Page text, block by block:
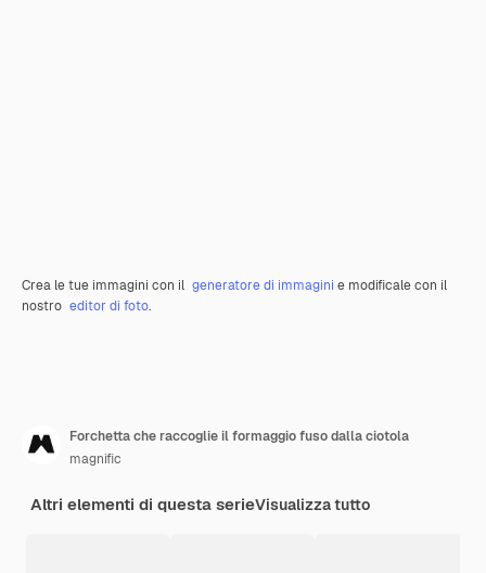
Crea le tue immagini con il generatore di immagini e modificale con il
nostro editor di foto.
Forchetta che raccoglie il formaggio fuso dalla ciotola
magnific
Altri elementi di questa serieVisualizza tutto